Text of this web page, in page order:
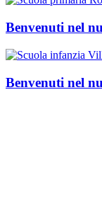
Benvenuti nel
Benvenuti nel